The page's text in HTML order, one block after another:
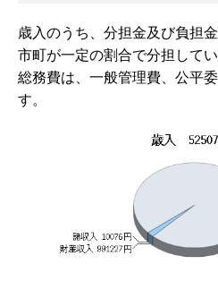
歳入のうち、分担金及び負担
市町が一定の割合で分担して
総務費は、一般管理費、公平
す。